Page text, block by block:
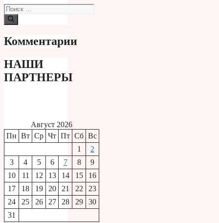
Поиск:
Комментарии
НАШИ
ПАРТНЕРЫ
Август 2026
Пн Вт Ср Чт Пт Сб Вс
1
2
3
4 5 6 7 8
9
10
11 12 13 14 15
16
17
18 19 20 21 22
23
24
25 26 27 28 29
30
31